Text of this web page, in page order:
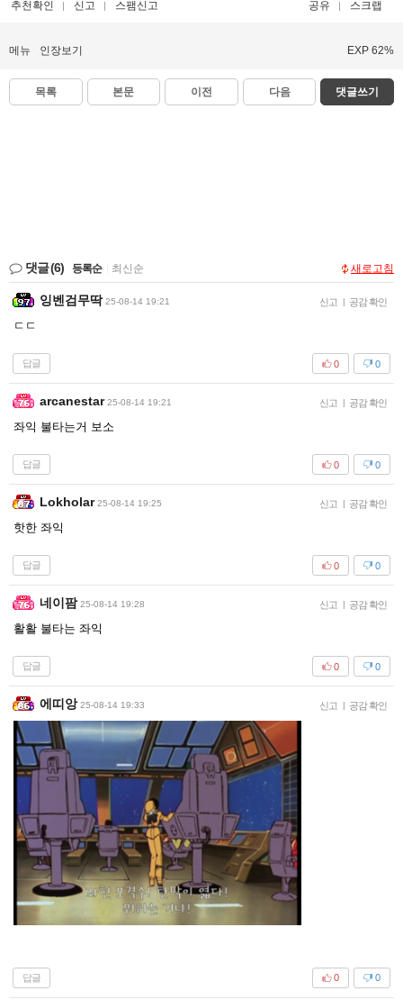
추천확인 신고 스팸신고 공유 스크랩
메뉴 인장보기 EXP 62%
목록 본문 이전 다음 댓글쓰기
댓글(6) 등록순 최신순 새로고침
잉벤검무딱 25-08-14 19:21 신고 | 공감 확인
ㄷㄷ
답글 0
0
arcanestar 25-08-14 19:21 신고 | 공감 확인
좌익 불타는거 보소
답글 0
0
Lokholar 25-08-14 19:25 신고 | 공감 확인
핫한 좌익
답글 0
0
네이팜 25-08-14 19:28 신고 | 공감 확인
활활 불타는 좌익
답글 0
0
에띠앙 25-08-14 19:33 신고 | 공감 확인
답글 0
0